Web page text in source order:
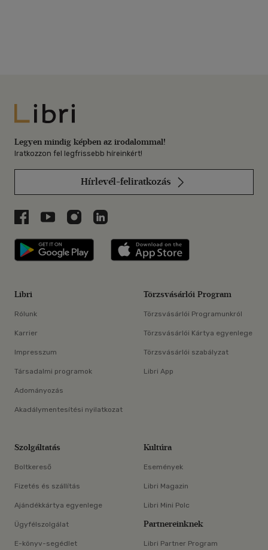
Libri
Legyen mindig képben az irodalommal!
Iratkozzon fel legfrissebb híreinkért!
Hírlevél-feliratkozás
Libri a Facebookon
Libri a Youtube-on
Libri az Instagramon
Libri a LinkedInen
Libri applikáció Szerezd meg: Google
Libri
Rólunk
Karrier
Impresszum
Társadalmi programok
Adományozás
Akadálymentesítési nyilatkozat
Törzsvásárlói Program
Törzsvásárlói Programunkról
Törzsvásárlói Kártya egyenlege
Törzsvásárlói szabályzat
Libri App
Szolgáltatás
Boltkereső
Fizetés és szállítás
Ajándékkártya egyenlege
Ügyfélszolgálat
E-könyv-segédlet
Kultúra
Események
Libri Magazin
Libri Mini Polc
Partnereinknek
Libri Partner Program